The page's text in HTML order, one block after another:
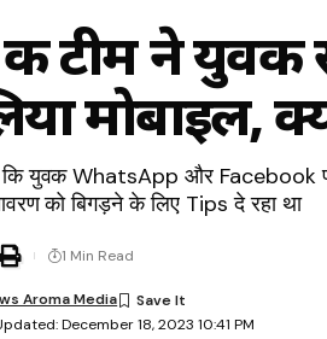
टीम ने
मोबाइल,
कि युवक WhatsApp और Facebook
को बिगड़ने के लिए Tips दे रहा था
December 18, 2023 10:41 PM
Aroma Media
1 Min Read